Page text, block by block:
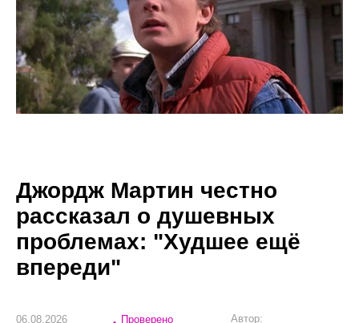
Джордж Мартин честно
рассказал о душевных
проблемах: "Худшее ещё
впереди"
06.08.2026 Проверено Автор: